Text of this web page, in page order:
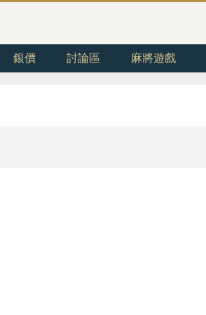
銀價 討論區 麻將遊戲